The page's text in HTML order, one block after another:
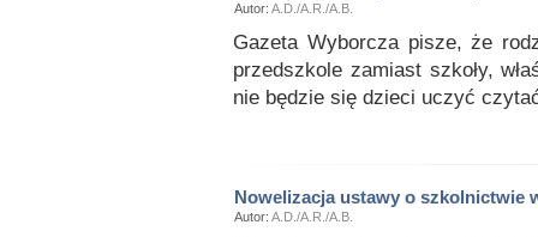
Autor: A.D./A.R./A.B.
Gazeta Wyborcza pisze, że
przedszkole zamiast szkoły,
nie będzie się dzieci uczyć
Nowelizacja ustawy o szkolnictwie
Autor: A.D./A.R./A.B.